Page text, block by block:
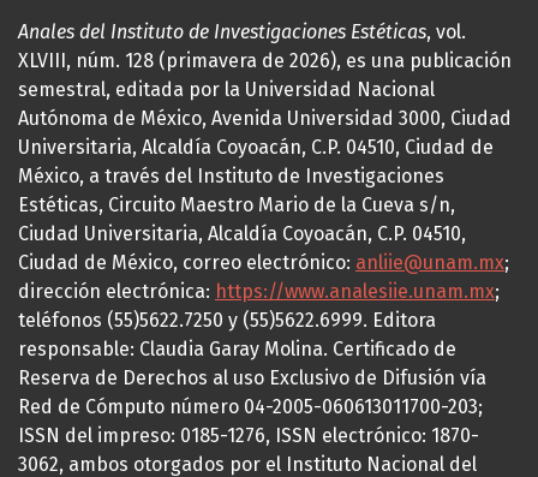
Anales del Instituto de Investigaciones Estéticas, vol.
XLVIII, núm. 128 (primavera de 2026), es una publicación
semestral, editada por la Universidad Nacional
Autónoma de México, Avenida Universidad 3000, Ciudad
Universitaria, Alcaldía Coyoacán, C.P. 04510, Ciudad de
México, a través del Instituto de Investigaciones
Estéticas, Circuito Maestro Mario de la Cueva s/n,
Ciudad Universitaria, Alcaldía Coyoacán, C.P. 04510,
Ciudad de México, correo electrónico: anliie@unam.mx;
dirección electrónica: https://www.analesiie.unam.mx;
teléfonos (55)5622.7250 y (55)5622.6999. Editora
responsable: Claudia Garay Molina. Certificado de
Reserva de Derechos al uso Exclusivo de Difusión vía
Red de Cómputo número 04-2005-060613011700-203;
ISSN del impreso: 0185-1276, ISSN electrónico: 1870-
3062, ambos otorgados por el Instituto Nacional del